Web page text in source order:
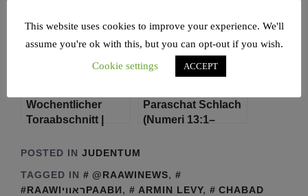
Wochentlicher
Toraabschnitt |
4:21–7:89)
Paraschat Schlach
(Numeri 13:1–
POSTED IN JUDENTUM
TAGGED IN
@RAAWINEWS,
#RAAWIראוויРААВИ, ARMIN LEVY,
CHABAD
This website uses cookies to improve your experience. We'll
assume you're ok with this, but you can opt-out if you wish.
Cookie settings
ACCEPT